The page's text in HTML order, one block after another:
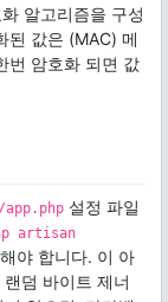
알고리즘을 구성
된 값은 (MAC) 메
번 암호화 되면 값
설정 파일
artisan
야 합니다. 이 아
덤 바이트 제너